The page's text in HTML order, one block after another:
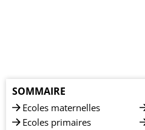
SOMMAIRE
Ecoles maternelles
Ecoles primaires